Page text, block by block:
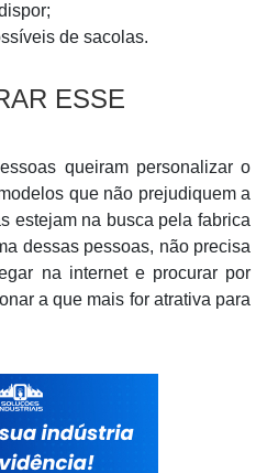
de sacolas.
ESSE
queiram personalizar o
que não prejudiquem a
estejam na busca pela fabrica
dessas pessoas, não precisa
na internet e procurar por
a que mais for atrativa para